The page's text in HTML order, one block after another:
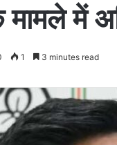
में
1 3 minutes read